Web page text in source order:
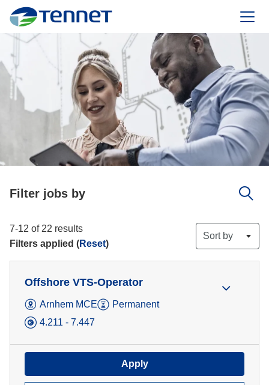
TenneT
Filter jobs by
7-12 of 22 results
Filters applied (Reset)
Sort by
Offshore VTS-Operator
Arnhem MCE
Permanent
4.211 - 7.447
Apply